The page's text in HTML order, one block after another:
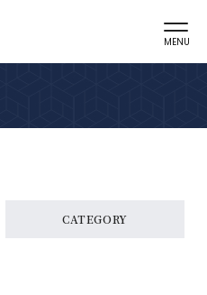
MENU
CATEGORY